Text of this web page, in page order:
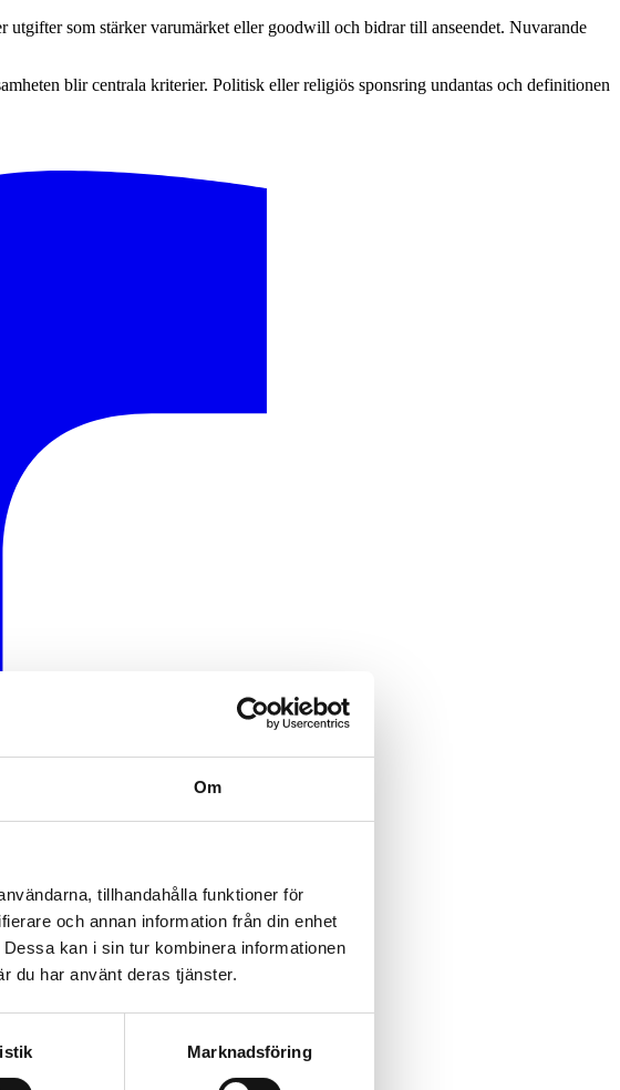
Om
tillhandahålla funktioner för
och annan information från din enhet
kan i sin tur kombinera informationen
du har använt deras tjänster.
Marknadsföring
som stärker varumärket eller goodwill och bidrar till anseendet. Nuvarande
blir centrala kriterier. Politisk eller religiös sponsring undantas och definitionen